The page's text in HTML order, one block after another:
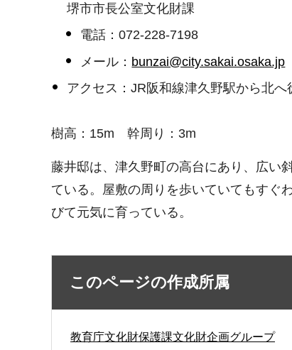
堺市市長公室文化財課
電話：072-228-7198
メール： bunzai@city.sakai.osaka.jp
アクセス：JR阪和線津久野駅から北へ
樹高：15m 幹周り：3m
藤井邸は、津久野町の高台にあり、広い
ている。屋敷の周りを歩いていてもすぐ
びて元気に育っている。
このページの作成所属
教育庁文化財保護課文化財企画グループ